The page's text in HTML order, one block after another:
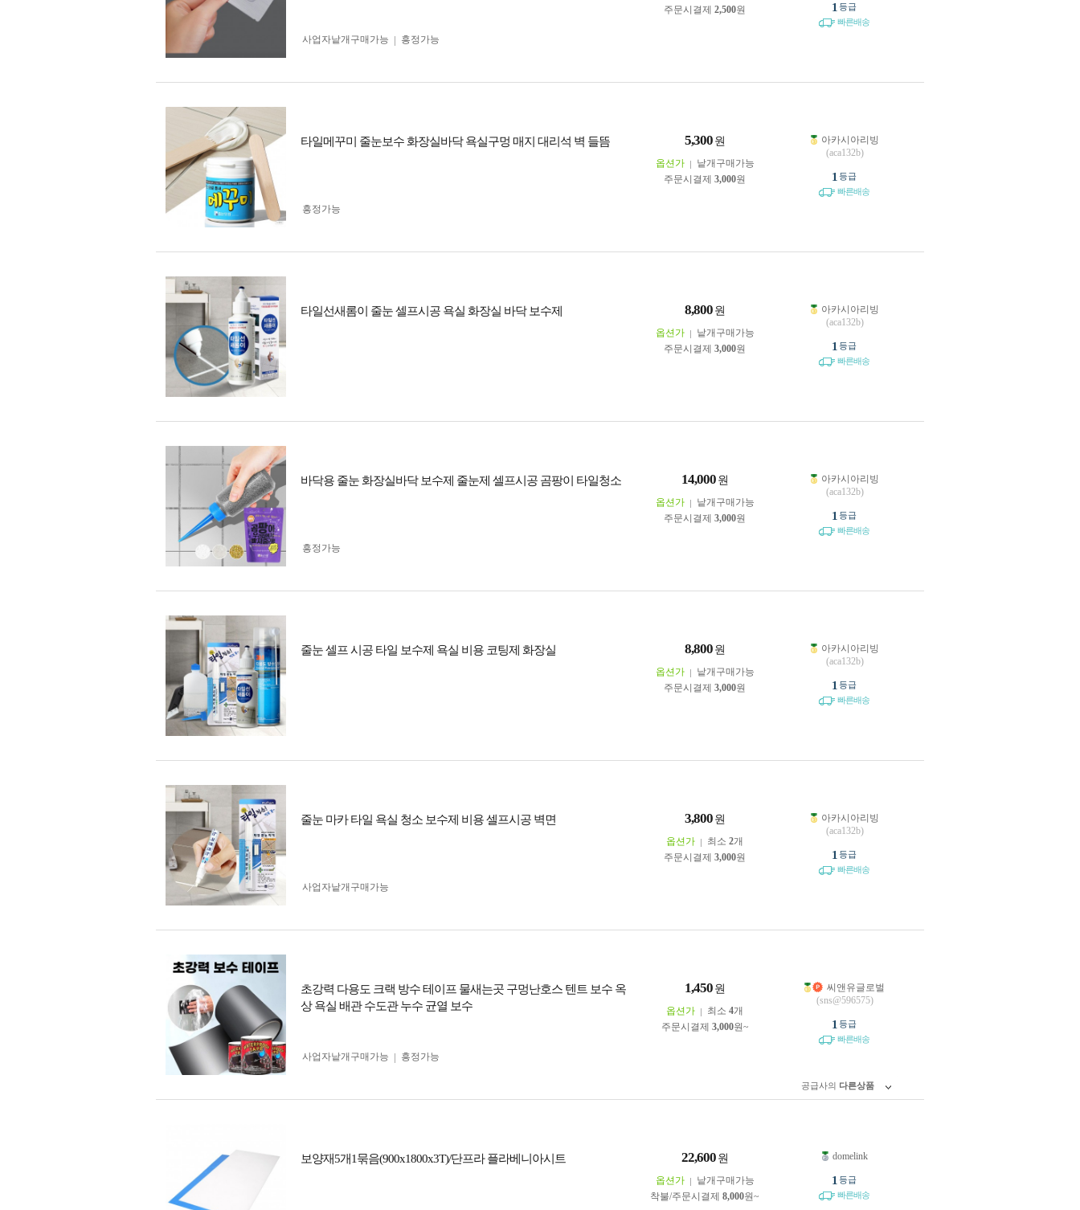
주문시결제 2,500원
사업자 낱개구매가능 흥정가능
1 등급
빠른배송
타일메꾸미 줄눈보수 화장실바닥 욕실구멍 매지 대리석 벽 들뜸 5,300 원
옵션가
낱개구매가능
주문시결제 3,000원
흥정가능
아카시아리빙
(aca132b)
1 등급
빠른배송
타일선새롬이 줄눈 셀프시공 욕실 화장실 바닥 보수제 8,800 원
옵션가
낱개구매가능
주문시결제 3,000원
아카시아리빙
(aca132b)
1 등급
빠른배송
바닥용 줄눈 화장실바닥 보수제 줄눈제 셀프시공 곰팡이 타일청소 14,000 원
옵션가
낱개구매가능
주문시결제 3,000원
흥정가능
아카시아리빙
(aca132b)
1 등급
빠른배송
줄눈 셀프 시공 타일 보수제 욕실 비용 코팅제 화장실 8,800 원
옵션가
낱개구매가능
주문시결제 3,000원
아카시아리빙
(aca132b)
1 등급
빠른배송
줄눈 마카 타일 욕실 청소 보수제 비용 셀프시공 벽면 3,800 원
옵션가 최소 2개
주문시결제 3,000원
사업자 낱개구매가능
아카시아리빙
(aca132b)
1 등급
빠른배송
초강력 다용도 크랙 방수 테이프 물새는곳 구멍난호스 텐트 보수 옥
상 욕실 배관 수도관 누수 균열 보수
1,450 원
옵션가 최소 4개
주문시결제 3,000원~
사업자 낱개구매가능 흥정가능
씨앤유글로벌
(sns@596575)
1 등급
빠른배송
공급사의 다른상품
보양재5개1묶음(900x1800x3T)/단프라 플라베니아시트 22,600 원
옵션가
낱개구매가능
착불/주문시결제 8,000원~
domelink
1 등급
빠른배송